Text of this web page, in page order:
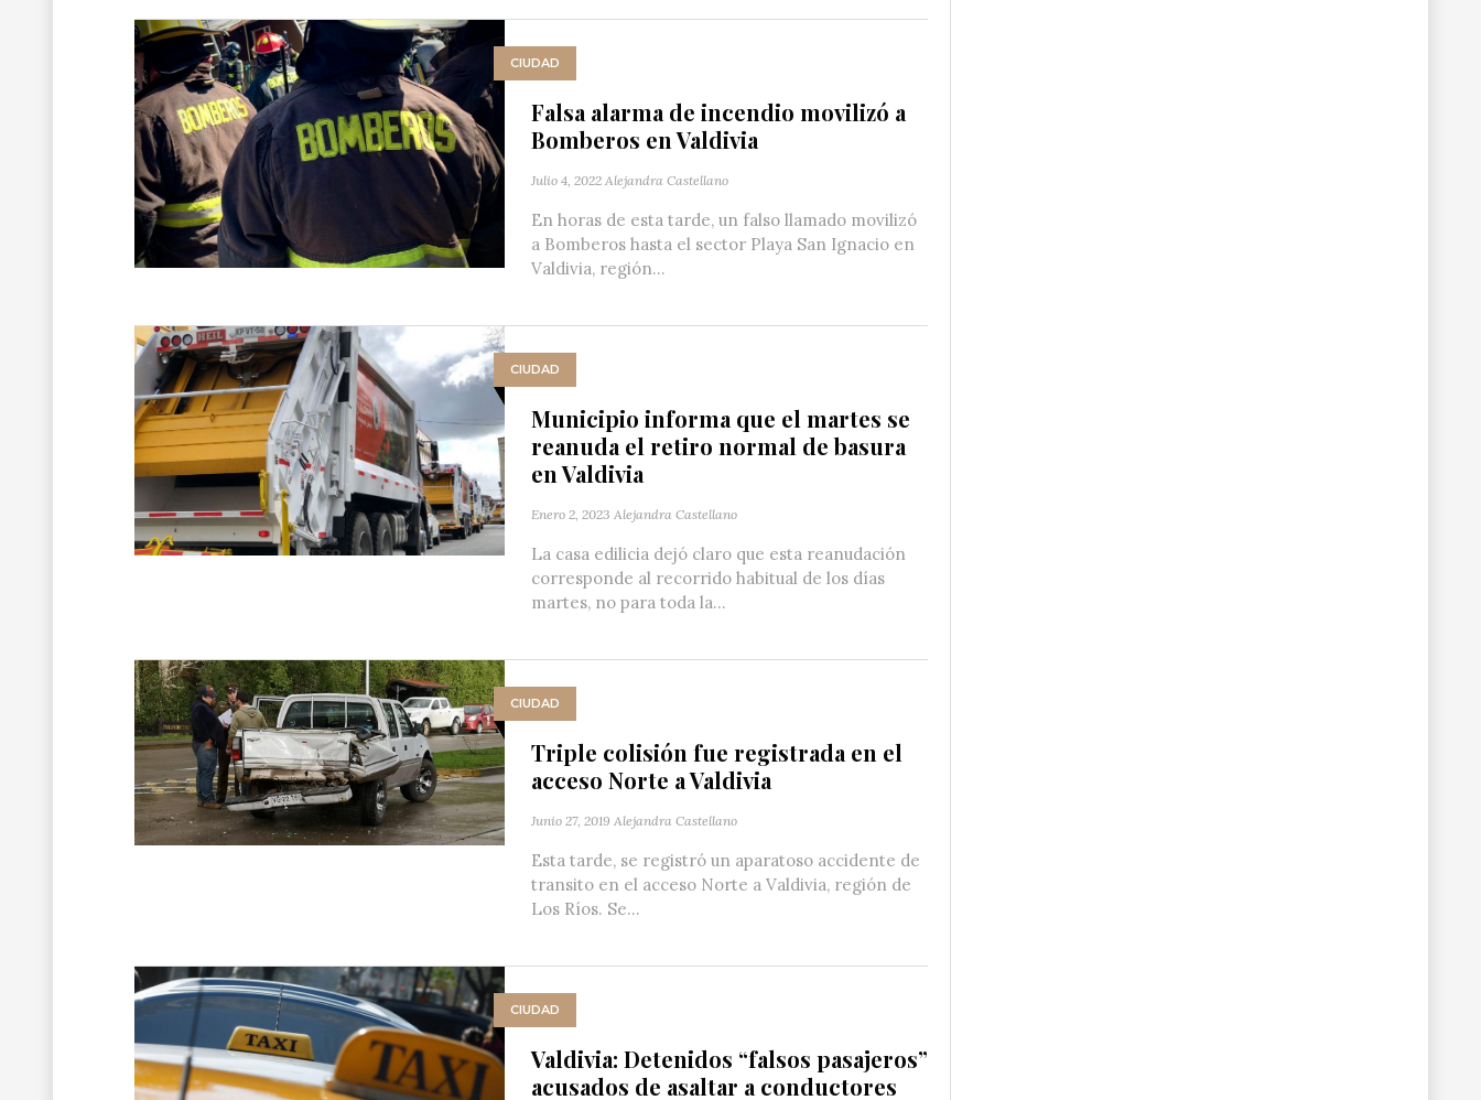
CIUDAD
Falsa alarma de incendio movilizó a
Bomberos en Valdivia
Julio 4, 2022 Alejandra Castellano
En horas de esta tarde, un falso llamado movilizó
a Bomberos hasta el sector Playa San Ignacio en
Valdivia‬, región...
CIUDAD
Municipio informa que el martes se
reanuda el retiro normal de basura
en Valdivia
Enero 2, 2023 Alejandra Castellano
La casa edilicia dejó claro que esta reanudación
corresponde al recorrido habitual de los días
martes, no para toda la...
CIUDAD
Triple colisión fue registrada en el
acceso Norte a Valdivia
Junio 27, 2019 Alejandra Castellano
Esta tarde, se registró un aparatoso accidente de
transito en el acceso Norte a Valdivia, región de
Los Ríos. Se...
CIUDAD
Valdivia: Detenidos “falsos pasajeros”
acusados de asaltar a conductores